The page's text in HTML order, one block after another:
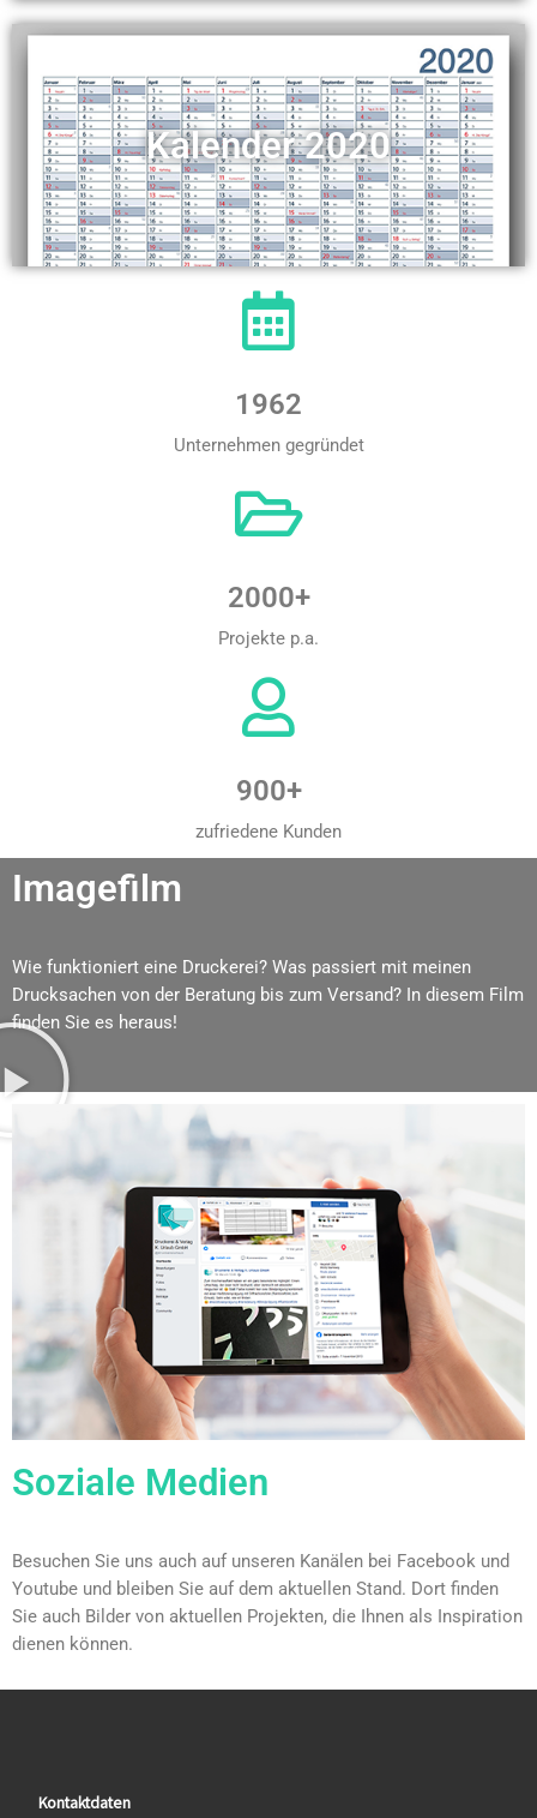
Kalender 2020
1962
Unternehmen gegründet
2000+
Projekte p.a.
900+
zufriedene Kunden
Imagefilm
Wie funktioniert eine Druckerei? Was passiert mit meinen
Drucksachen von der Beratung bis zum Versand? In diesem Film
finden Sie es heraus!
Soziale Medien
Besuchen Sie uns auch auf unseren Kanälen bei Facebook und
Youtube und bleiben Sie auf dem aktuellen Stand. Dort finden
Sie auch Bilder von aktuellen Projekten, die Ihnen als Inspiration
dienen können.
Kontaktdaten